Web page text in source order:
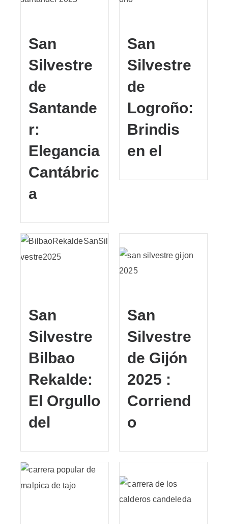
San
Silvestre
de
Santande
r:
Elegancia
Cantábric
a
San
Silvestre
de
Logroño:
Brindis
en el
San
Silvestre
Bilbao
Rekalde:
El Orgullo
del
San
Silvestre
de Gijón
2025 :
Corriend
o